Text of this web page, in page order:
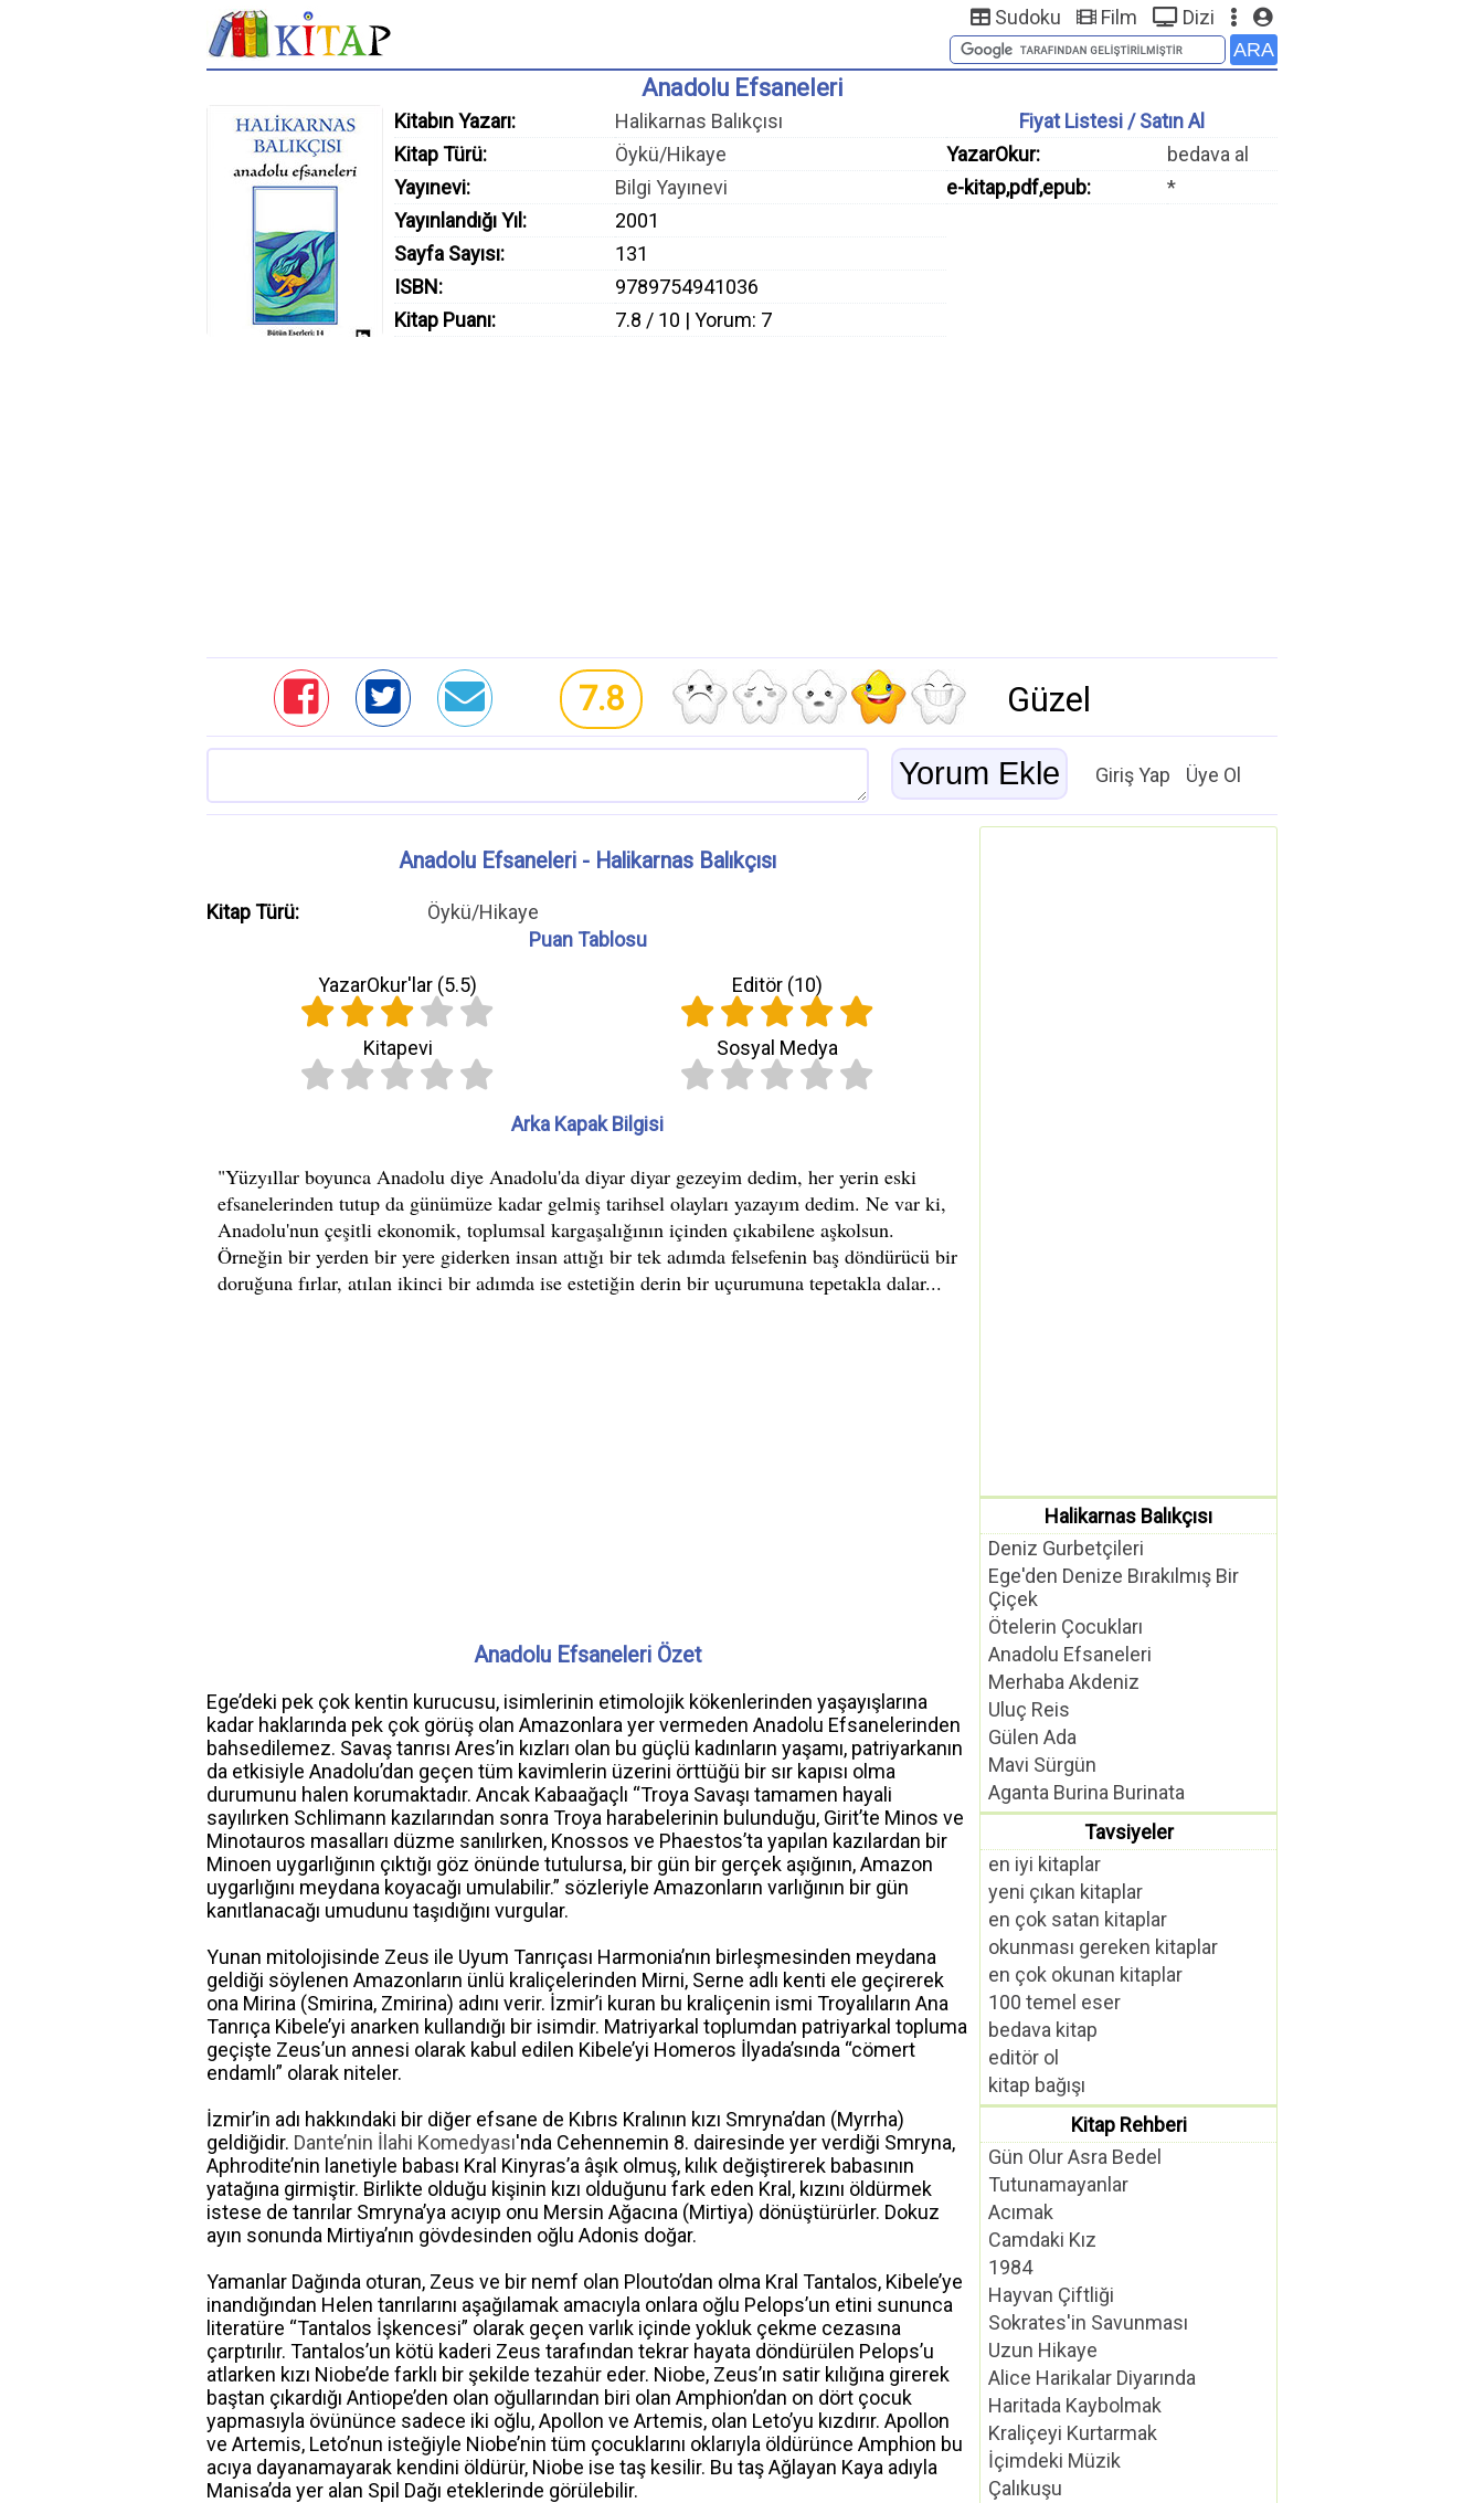
Sudoku Film Dizi
Anadolu Efsaneleri
Kitabın Yazarı:
Halikarnas Balıkçısı
Kitap Türü:
Öykü/Hikaye
Yayınevi:
Bilgi Yayınevi
Yayınlandığı Yıl:
2001
Sayfa Sayısı:
131
ISBN:
9789754941036
Kitap Puanı:
7.8 / 10 | Yorum: 7
Fiyat Listesi / Satın Al
YazarOkur:
bedava al
e-kitap,pdf,epub:
*
7.8 Güzel
Giriş Yap Üye Ol
Anadolu Efsaneleri - Halikarnas Balıkçısı
Kitap Türü:
Öykü/Hikaye
Puan Tablosu
YazarOkur'lar (5.5) Editör (10)
Kitapevi Sosyal Medya
Arka Kapak Bilgisi
Anadolu Efsaneleri Özet
Ege’deki pek çok kentin kurucusu, isimlerinin etimolojik kökenlerinden yaşayışlarına
kadar haklarında pek çok görüş olan Amazonlara yer vermeden Anadolu Efsanelerinden
bahsedilemez. Savaş tanrısı Ares’in kızları olan bu güçlü kadınların yaşamı, patriyarkanın
da etkisiyle Anadolu’dan geçen tüm kavimlerin üzerini örttüğü bir sır kapısı olma
durumunu halen korumaktadır. Ancak Kabaağaçlı “Troya Savaşı tamamen hayali
sayılırken Schlimann kazılarından sonra Troya harabelerinin bulunduğu, Girit’te Minos ve
Minotauros masalları düzme sanılırken, Knossos ve Phaestos’ta yapılan kazılardan bir
Minoen uygarlığının çıktığı göz önünde tutulursa, bir gün bir gerçek aşığının, Amazon
uygarlığını meydana koyacağı umulabilir.” sözleriyle Amazonların varlığının bir gün
kanıtlanacağı umudunu taşıdığını vurgular.
Yunan mitolojisinde Zeus ile Uyum Tanrıçası Harmonia’nın birleşmesinden meydana
geldiği söylenen Amazonların ünlü kraliçelerinden Mirni, Serne adlı kenti ele geçirerek
ona Mirina (Smirina, Zmirina) adını verir. İzmir’i kuran bu kraliçenin ismi Troyalıların Ana
Tanrıça Kibele’yi anarken kullandığı bir isimdir. Matriyarkal toplumdan patriyarkal topluma
geçişte Zeus’un annesi olarak kabul edilen Kibele’yi Homeros İlyada’sında “cömert
endamlı” olarak niteler.
İzmir’in adı hakkındaki bir diğer efsane de Kıbrıs Kralının kızı Smryna’dan (Myrrha)
geldiğidir. Dante’nin İlahi Komedyası'nda Cehennemin 8. dairesinde yer verdiği Smryna,
Aphrodite’nin lanetiyle babası Kral Kinyras’a âşık olmuş, kılık değiştirerek babasının
yatağına girmiştir. Birlikte olduğu kişinin kızı olduğunu fark eden Kral, kızını öldürmek
istese de tanrılar Smryna’ya acıyıp onu Mersin Ağacına (Mirtiya) dönüştürürler. Dokuz
ayın sonunda Mirtiya’nın gövdesinden oğlu Adonis doğar.
Yamanlar Dağında oturan, Zeus ve bir nemf olan Plouto’dan olma Kral Tantalos, Kibele’ye
inandığından Helen tanrılarını aşağılamak amacıyla onlara oğlu Pelops’un etini sununca
literatüre “Tantalos İşkencesi” olarak geçen varlık içinde yokluk çekme cezasına
çarptırılır. Tantalos’un kötü kaderi Zeus tarafından tekrar hayata döndürülen Pelops’u
atlarken kızı Niobe’de farklı bir şekilde tezahür eder. Niobe, Zeus’ın satir kılığına girerek
baştan çıkardığı Antiope’den olan oğullarından biri olan Amphion’dan on dört çocuk
yapmasıyla övününce sadece iki oğlu, Apollon ve Artemis, olan Leto’yu kızdırır. Apollon
ve Artemis, Leto’nun isteğiyle Niobe’nin tüm çocuklarını oklarıyla öldürünce Amphion bu
acıya dayanamayarak kendini öldürür, Niobe ise taş kesilir. Bu taş Ağlayan Kaya adıyla
Manisa’da yer alan Spil Dağı eteklerinde görülebilir.
Halikarnas Balıkçısı
Deniz Gurbetçileri
Ege'den Denize Bırakılmış Bir
Çiçek
Ötelerin Çocukları
Anadolu Efsaneleri
Merhaba Akdeniz
Uluç Reis
Gülen Ada
Mavi Sürgün
Aganta Burina Burinata
Tavsiyeler
en iyi kitaplar
yeni çıkan kitaplar
en çok satan kitaplar
okunması gereken kitaplar
en çok okunan kitaplar
100 temel eser
bedava kitap
editör ol
kitap bağışı
Kitap Rehberi
Gün Olur Asra Bedel
Tutunamayanlar
Acımak
Camdaki Kız
1984
Hayvan Çiftliği
Sokrates'in Savunması
Uzun Hikaye
Alice Harikalar Diyarında
Haritada Kaybolmak
Kraliçeyi Kurtarmak
İçimdeki Müzik
Çalıkuşu